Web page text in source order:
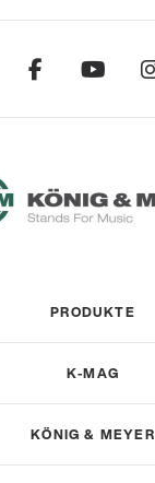
PRODUKTE
K-MAG
KÖNIG & MEYER